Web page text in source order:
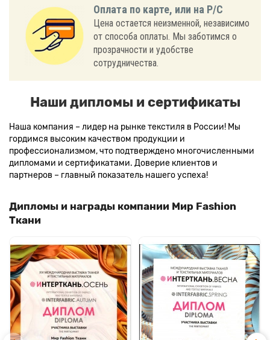
Оплата по карте, или на Р/С
Цена остается неизменной, независимо
от способа оплаты. Мы заботимся о
прозрачности и удобстве
сотрудничества.
Наши дипломы и сертификаты
Наша компания – лидер на рынке текстиля в России! Мы
гордимся высоким качеством продукции и
профессионализмом, что подтверждено многочисленными
дипломами и сертификатами. Доверие клиентов и
партнеров – главный показатель нашего успеха!
Дипломы и награды компании Мир Fashion
Ткани